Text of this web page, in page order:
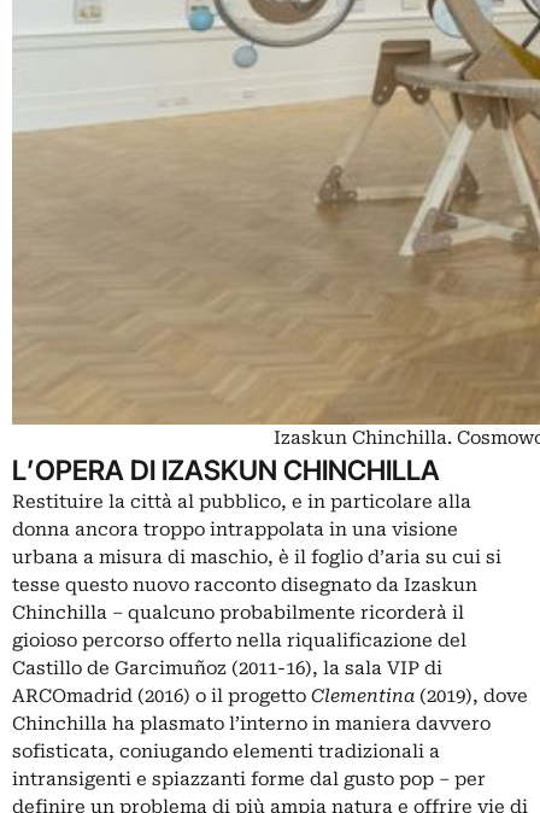
Izaskun Chinchilla.
L’OPERA DI IZASKUN CHINCHILLA
Restituire la città al pubblico, e in particolare alla
donna ancora troppo intrappolata in una visione
urbana a misura di maschio, è il foglio d’aria su cui si
tesse questo nuovo racconto disegnato da Izaskun
Chinchilla – qualcuno probabilmente ricorderà il
gioioso percorso offerto nella riqualificazione del
Castillo de Garcimuñoz (2011-16), la sala VIP di
ARCOmadrid (2016) o il progetto Clementina (2019), dove
Chinchilla ha plasmato l’interno in maniera davvero
sofisticata, coniugando elementi tradizionali a
intransigenti e spiazzanti forme dal gusto pop – per
definire un problema di più ampia natura e offrire vie di